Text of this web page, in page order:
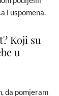
i uspomena.
Koji su
u
da pomjeram